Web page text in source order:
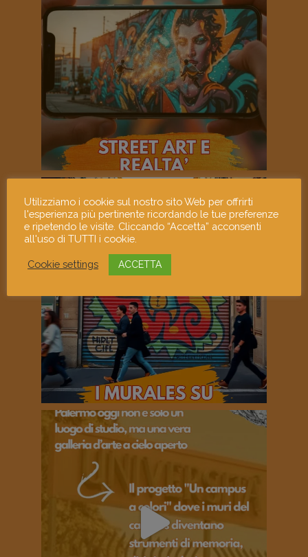
Utilizziamo i cookie sul nostro sito Web per offrirti
l'esperienza più pertinente ricordando le tue preferenze
e ripetendo le visite. Cliccando “Accetta” acconsenti
all'uso di TUTTI i cookie.
Cookie settings ACCETTA